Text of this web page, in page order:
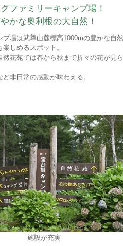
ファミリーキャンプ場！
かな奥利根の大自然！
プ場は武尊山麓標高1000mの豊かな自
しめるスポット。
然花苑では春から秋まで折々の花が見
非日常の感動が味わえる。
施設が充実